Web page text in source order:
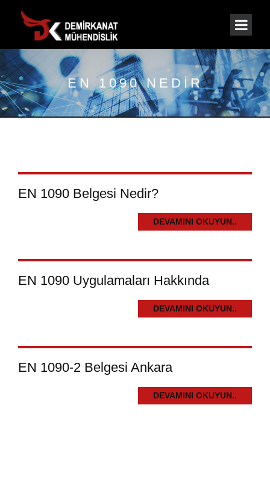
EN 1090 NEDIR
EN 1090 Belgesi Nedir?
DEVAMINI OKUYUN..
EN 1090 Uygulamaları Hakkında
DEVAMINI OKUYUN..
EN 1090-2 Belgesi Ankara
DEVAMINI OKUYUN..